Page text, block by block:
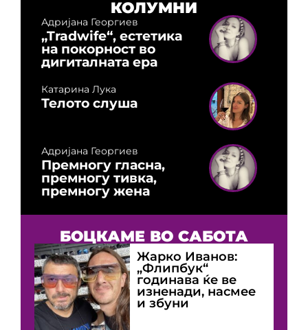
КОЛУМНИ
Адријана Георгиев
„Tradwife“, естетика
на покорност во
дигиталната ера
Катарина Лука
Телото слуша
Адријана Георгиев
Премногу гласна,
премногу тивка,
премногу жена
БОЦКАМЕ ВО САБОТА
Жарко Иванов:
„Флипбук“
годинава ќе ве
изненади, насмее
и збуни